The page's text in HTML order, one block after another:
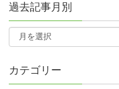
過去記事月別
カテゴリー